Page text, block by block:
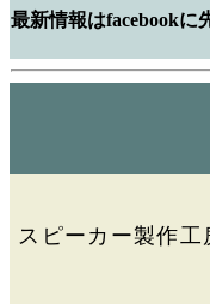
最新情報はfacebookに
スピーカー製作工